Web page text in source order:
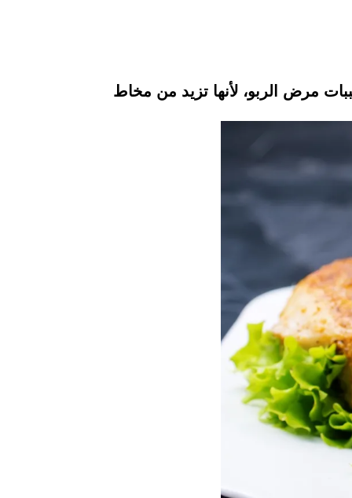
مرض الربو، لأنها تزيد من مخاط